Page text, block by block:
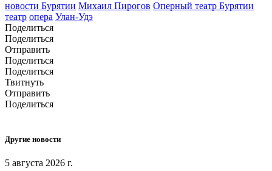
новости Бурятии Михаил Пирогов Оперный театр Бурятии
театр опера Улан-Удэ
Поделиться
Поделиться
Отправить
Поделиться
Поделиться
Твитнуть
Отправить
Поделиться
Другие новости
5 августа 2026 г.